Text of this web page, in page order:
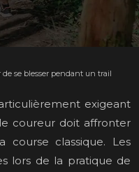
de se blesser pendant un trail
exigeant
coureur doit affronter
classique. Les
lors de la pratique de